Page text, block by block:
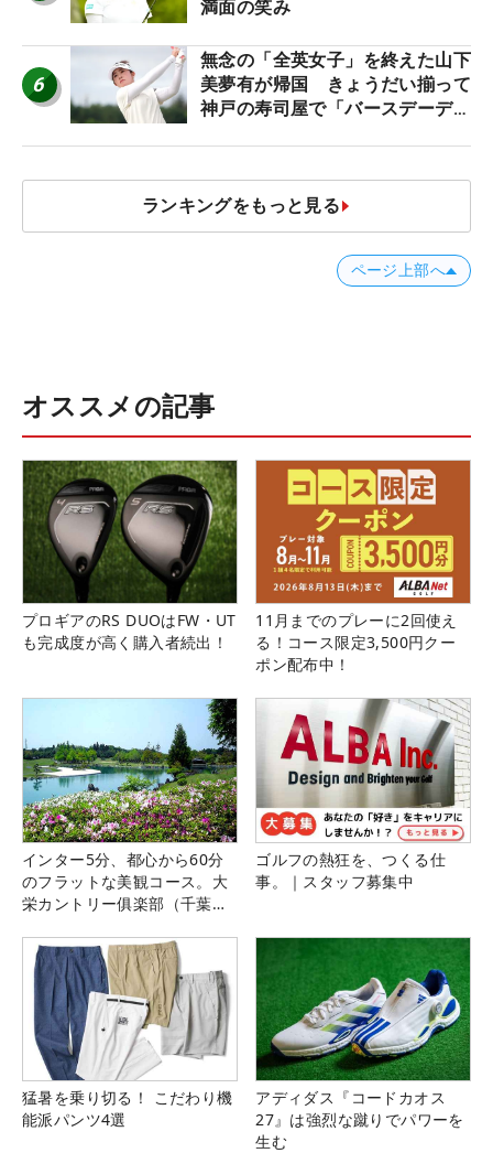
満面の笑み
6
無念の「全英女子」を終えた山下
美夢有が帰国 きょうだい揃って
神戸の寿司屋で「バースデーディ
ランキングをもっと見る
ページ上部へ
オススメの記事
プロギアのRS DUOはFW・UT
も完成度が高く購入者続出！
11月までのプレーに2回使え
る！コース限定3,500円クー
ポン配布中！
インター5分、都心から60分
のフラットな美観コース。大
栄カントリー俱楽部（千葉
ゴルフの熱狂を、つくる仕
事。｜スタッフ募集中
猛暑を乗り切る！ こだわり機
能派パンツ4選
アディダス『コードカオス
27』は強烈な蹴りでパワーを
生む